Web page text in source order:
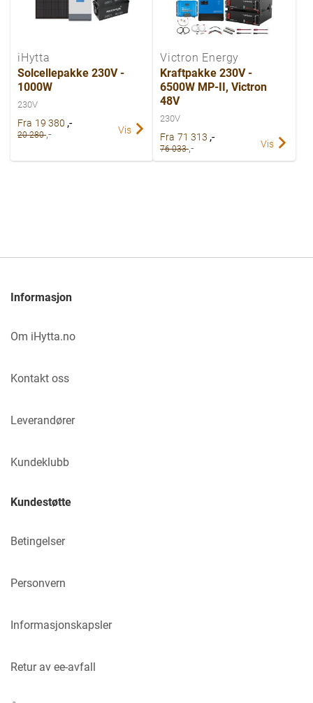
iHytta
Solcellepakke 230V -
1000W
230V
Fra 19 380 ,-
20 280,- Vis
Victron Energy
Kraftpakke 230V -
6500W MP-II, Victron
48V
230V
Fra 71 313 ,-
76 033,- Vis
Informasjon
Om iHytta.no
Kontakt oss
Leverandører
Kundeklubb
Kundestøtte
Betingelser
Personvern
Informasjonskapsler
Retur av ee-avfall